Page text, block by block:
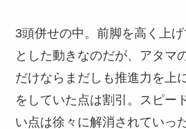
3頭併せの中。前脚を高く上
とした動きなのだが、アタマ
だけならまだしも推進力を上
をしていた点は割引。スピー
い点は徐々に解消されていっ